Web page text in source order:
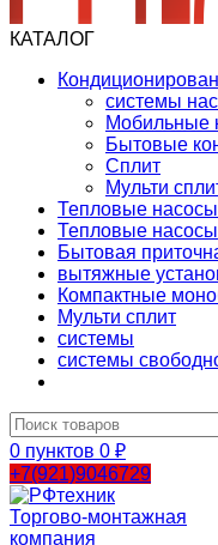
КАТАЛОГ
системы
Мобильные
Бытовые
Сплит
Мульти
Тепловые насосы
Тепловые насосы
Бытовая
вытяжные
Компактные
Мульти сплит
системы
системы
0 пунктов 0 ₽
+7(921)9046729